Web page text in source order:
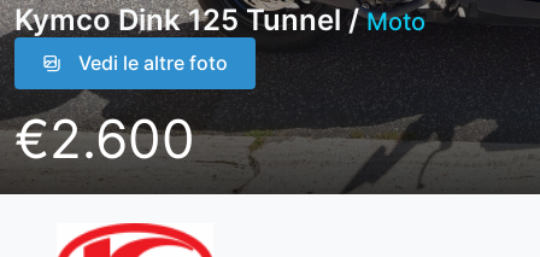
Kymco Dink 125 Tunnel /Moto
Vedi le altre foto
€2.600